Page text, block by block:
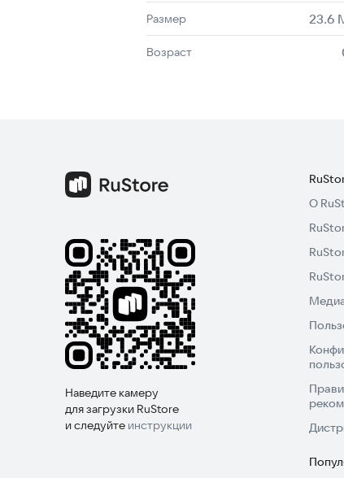
Размер 23.6
Возраст
Наведите камеру
для загрузки RuStore
и следуйте инструкции
О